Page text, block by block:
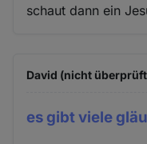
schaut dann ein
David (nicht
es gibt viele